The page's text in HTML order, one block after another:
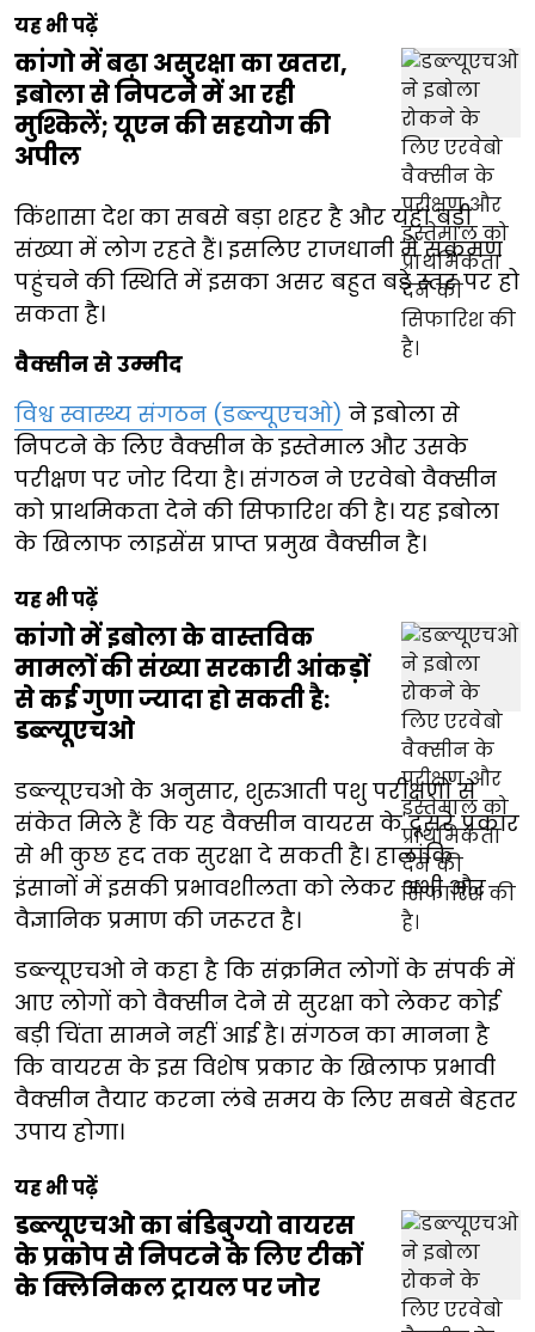
यह भी पढ़ें
कांगो में बढ़ा असुरक्षा का खतरा,
इबोला से निपटने में आ रही
मुश्किलें; यूएन की सहयोग की
अपील
किंशासा देश का सबसे बड़ा शहर है और यहां बड़ी
संख्या में लोग रहते हैं। इसलिए राजधानी में संक्रमण
पहुंचने की स्थिति में इसका असर बहुत बड़े स्तर पर हो
सकता है।
वैक्सीन से उम्मीद
विश्व स्वास्थ्य संगठन (डब्ल्यूएचओ) ने इबोला से
निपटने के लिए वैक्सीन के इस्तेमाल और उसके
परीक्षण पर जोर दिया है। संगठन ने एरवेबो वैक्सीन
को प्राथमिकता देने की सिफारिश की है। यह इबोला
के खिलाफ लाइसेंस प्राप्त प्रमुख वैक्सीन है।
यह भी पढ़ें
कांगो में इबोला के वास्तविक
मामलों की संख्या सरकारी आंकड़ों
से कई गुणा ज्यादा हो सकती है:
डब्ल्यूएचओ
डब्ल्यूएचओ के अनुसार, शुरुआती पशु परीक्षणों से
संकेत मिले हैं कि यह वैक्सीन वायरस के दूसरे प्रकार
से भी कुछ हद तक सुरक्षा दे सकती है। हालांकि
इंसानों में इसकी प्रभावशीलता को लेकर अभी और
वैज्ञानिक प्रमाण की जरूरत है।
डब्ल्यूएचओ ने कहा है कि संक्रमित लोगों के संपर्क में
आए लोगों को वैक्सीन देने से सुरक्षा को लेकर कोई
बड़ी चिंता सामने नहीं आई है। संगठन का मानना है
कि वायरस के इस विशेष प्रकार के खिलाफ प्रभावी
वैक्सीन तैयार करना लंबे समय के लिए सबसे बेहतर
उपाय होगा।
यह भी पढ़ें
डब्ल्यूएचओ का बंडिबुग्यो वायरस
के प्रकोप से निपटने के लिए टीकों
के क्लिनिकल ट्रायल पर जोर